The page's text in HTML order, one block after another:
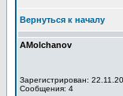
Вернуться к началу
AMolchanov
Зарегистрирован:
Сообщения: 4